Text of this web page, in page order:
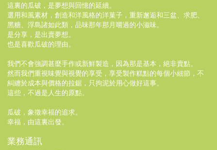
這裏的瓜破，是夢想與回憶的延續。
選用和風素材，創造和洋風格的洋菓子，重新邂逅和三盆、求肥、
黑糖、浮島諸如此類，品味那年那月嚐過的小滋味。
是分享，是出賣夢想。
也是喜歡瓜破的理由。
我們不會強調甚麼手作或新鮮製造，因為那是基本，絕非賣點。
然而我們重視味覺與視覺的享受，享受製作糕點的每個小細節，不
糾纏於成本與價格的拉鋸，只拘泥於用心做好這事。
這些，不過是人生的原點。
瓜破，象徵幸福的追求。
幸福，由這裏出發。
業務通訊